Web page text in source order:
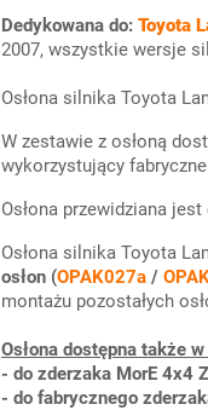
Dedykowana do: Toyota
2007, wszystkie wersje
Osłona silnika Toyota
W zestawie z osłoną
wykorzystujący
Osłona przewidziana
Osłona silnika Toyota
osłon (OPAK027a /
montażu pozostałych
Osłona dostępna także
- do zderzaka MorE 4x4
- do fabrycznego